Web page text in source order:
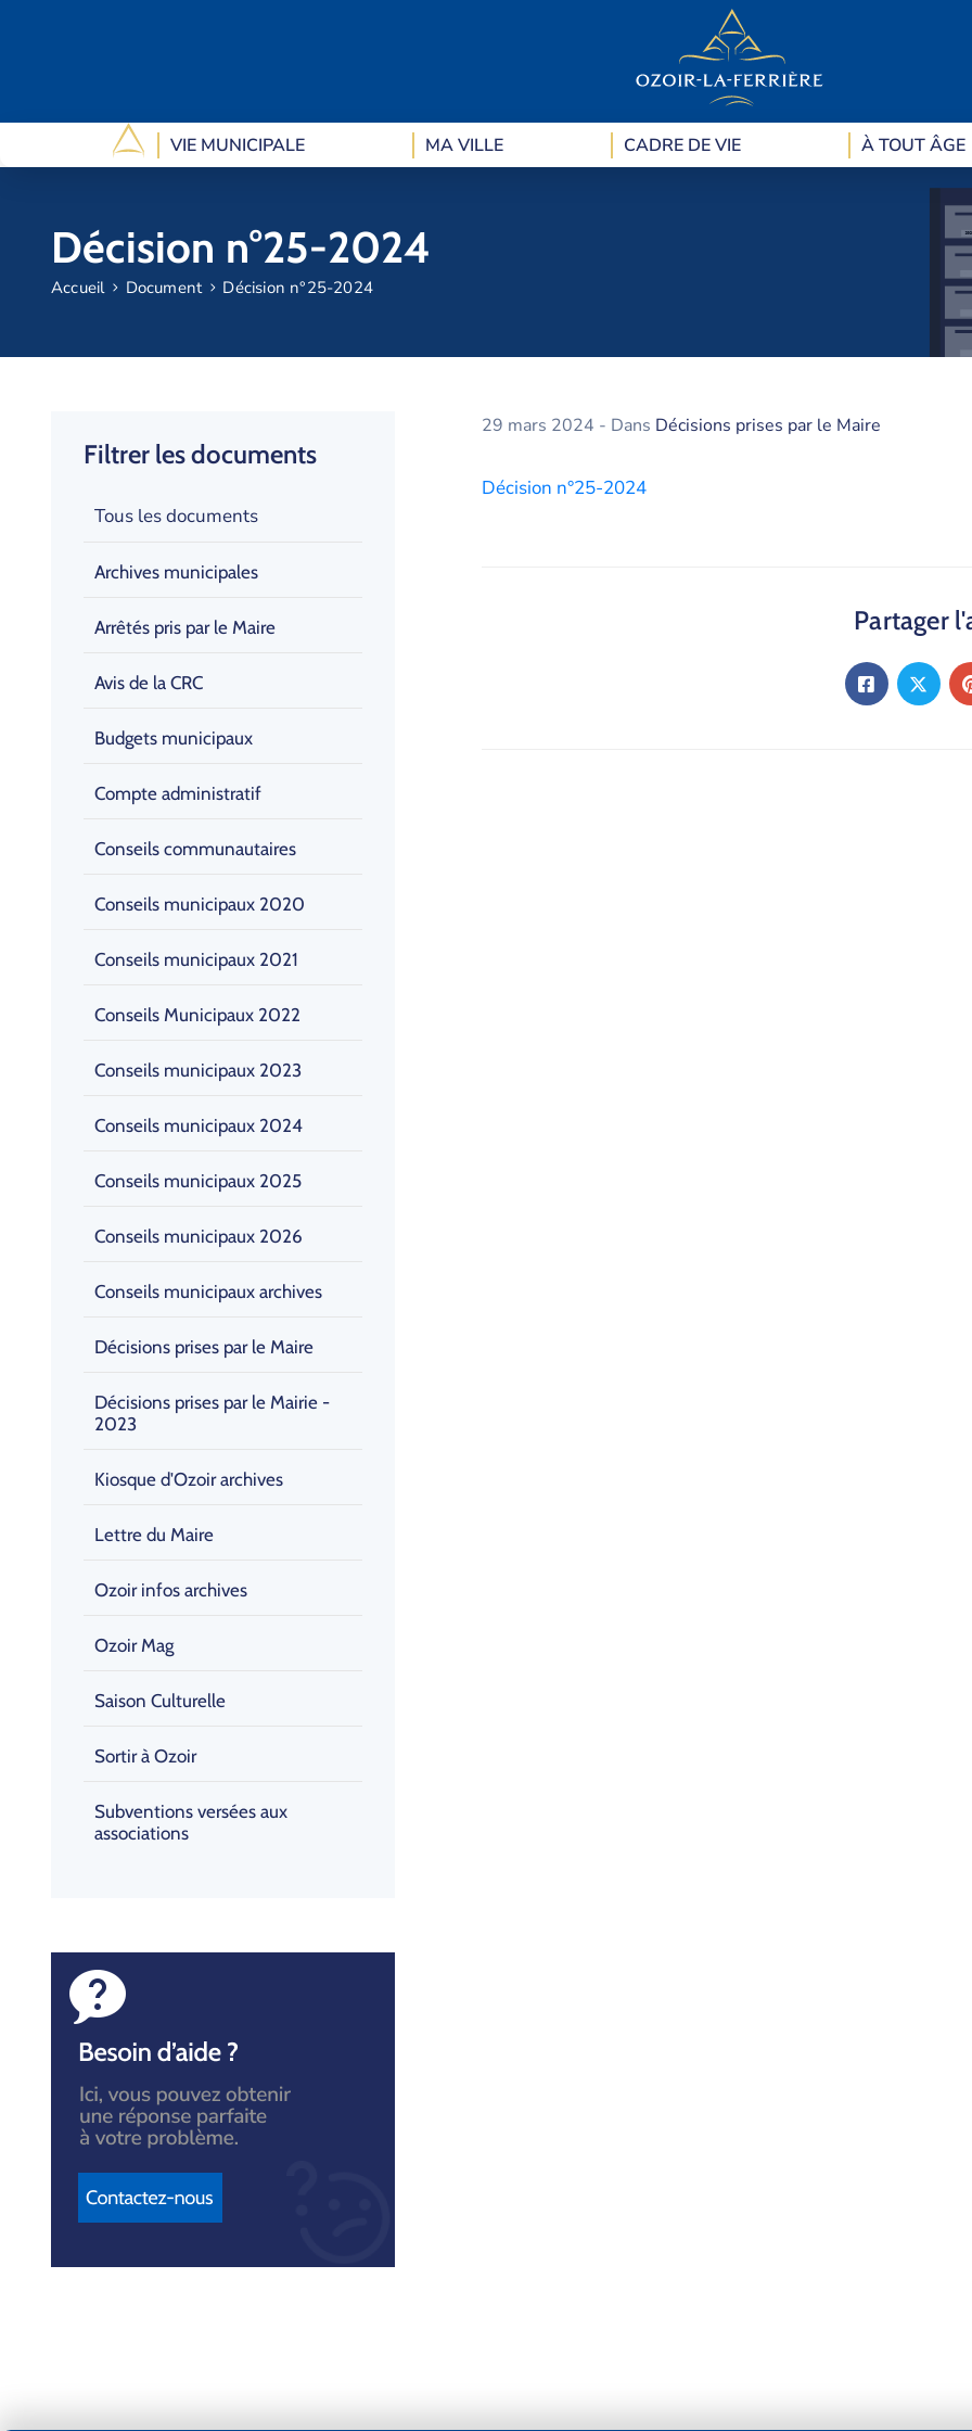
VIE MUNICIPALE MA VILLE CADRE DE VIE À TOUT ÂGE
Décision n°25-2024
Accueil Document Décision n°25-2024
Filtrer les documents
Tous les documents
Archives municipales
Arrêtés pris par le Maire
Avis de la CRC
Budgets municipaux
Compte administratif
Conseils communautaires
Conseils municipaux 2020
Conseils municipaux 2021
Conseils Municipaux 2022
Conseils municipaux 2023
Conseils municipaux 2024
Conseils municipaux 2025
Conseils municipaux 2026
Conseils municipaux archives
Décisions prises par le Maire
Décisions prises par le Mairie -
2023
Kiosque d'Ozoir archives
Lettre du Maire
Ozoir infos archives
Ozoir Mag
Saison Culturelle
Sortir à Ozoir
Subventions versées aux
associations
29 mars 2024 - Dans Décisions prises par le Maire
Décision n°25-2024
Partager